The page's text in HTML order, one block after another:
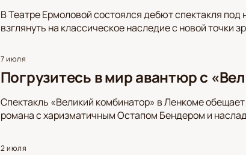
В Театре Ермоловой состоялся дебют спектакля
взглянуть на классическое наследие с новой точки
7 июля
Погрузитесь в мир авантюр с
Спектакль «Великий комбинатор» в Ленкоме
романа с харизматичным Остапом Бендером и
2 июля